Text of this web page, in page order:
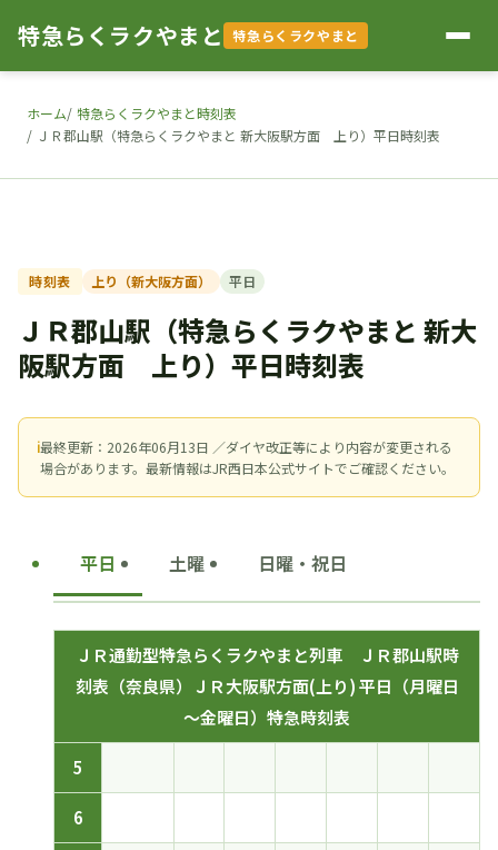
特急らくラクやまと 特急らくラクやまと
ホーム 特急らくラクやまと時刻表
ＪＲ郡山駅（特急らくラクやまと 新大阪駅方面 上り）平日時刻表
時刻表 上り（新大阪方面） 平日
ＪＲ郡山駅（特急らくラクやまと 新大
阪駅方面 上り）平日時刻表
ℹ最終更新：2026年06月13日 ／ダイヤ改正等により内容が変更される
場合があります。最新情報はJR西日本公式サイトでご確認ください。
平日 土曜 日曜・祝日
ＪＲ通勤型特急らくラクやまと列車 ＪＲ郡山駅時
刻表（奈良県）ＪＲ大阪駅方面(上り) 平日（月曜日
～金曜日）特急時刻表
5
6